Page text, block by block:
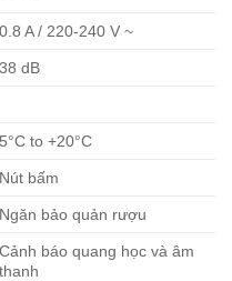
0.8 A / 220-240 V ~
38 dB
5°C to +20°C
Nút bấm
Ngăn bảo quản rượu
Cảnh báo quang học và âm
thanh